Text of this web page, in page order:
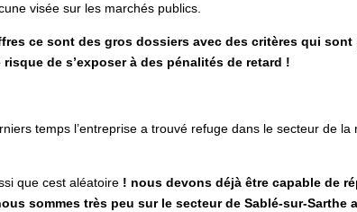
visée sur les marchés publics.
ce sont des gros dossiers avec des critères qui sont
de s’exposer à des pénalités de retard !
temps l’entreprise a trouvé refuge dans le secteur de la
que cest aléatoire ! nous devons déjà être capable de
sommes très peu sur le secteur de Sablé-sur-Sarthe